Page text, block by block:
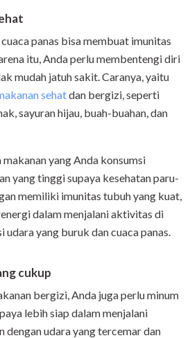
panas bisa membuat imunitas
itu, Anda perlu membentengi diri
mudah jatuh sakit. Caranya, yaitu
sehatdan bergizi, seperti
sayuran hijau, buah-buahan, dan
yang Anda konsumsi
yang tinggi supaya kesehatan paru-
memiliki imunitas tubuh yang kuat,
dalam menjalani aktivitas di
yang buruk dan cuaca panas.
cukup
bergizi, Anda juga perlu minum
lebih siap dalam menjalani
dengan udara yang tercemar dan